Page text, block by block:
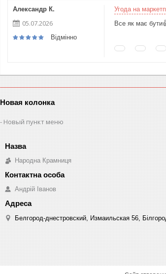
Александр К.
05.07.2026
Відмінно
Угода на
Все як має
Новая колонка
Новый пункт меню
Народна Крамниця
Андрій Іванов
Белгород-днестровский, Измаильская 56,